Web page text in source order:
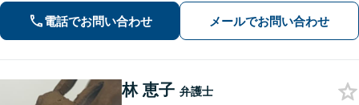
間・休日・オンライン対応も可】【三
軒茶屋駅徒歩7分】
電話でお問い合わせ メールでお問い合わせ
林 恵子 弁護士